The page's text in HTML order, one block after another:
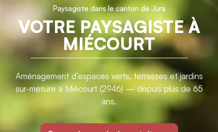
Paysagiste dans le canton de Jura
VOTRE PAYSAGISTE À
MIÉCOURT
Aménagement d’espaces verts, terrasses et jardins
sur-mesure à Miécourt (2946) — depuis plus de 65
ans.